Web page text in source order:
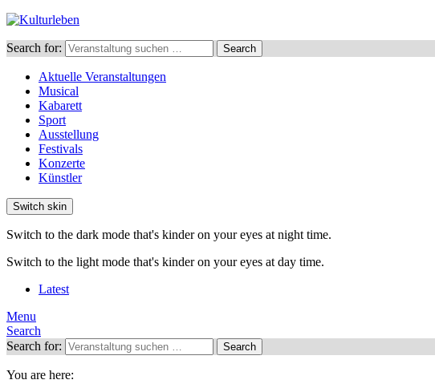
Search for: Search
Aktuelle Veranstaltungen
Musical
Kabarett
Sport
Ausstellung
Festivals
Konzerte
Künstler
Switch skin
Switch to the dark mode that's kinder on your eyes at night time.
Switch to the light mode that's kinder on your eyes at day time.
Latest
Menu
Search
Search for:
Search
You are here: